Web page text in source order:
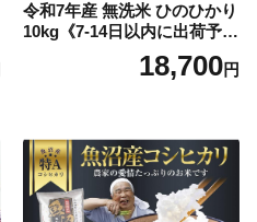
令和7年産 無洗米 ひのひかり
10kg《7-14日以内に出荷予定
(土日祝除く)》コメ 米 無洗米
令和7年産 高レビュー｜人気
18,700円